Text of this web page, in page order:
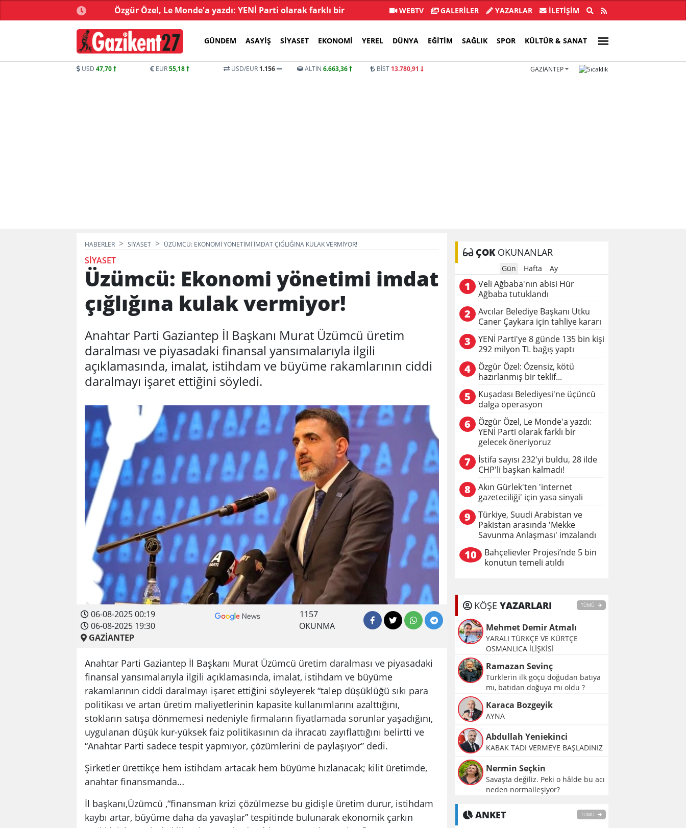
arasında 'Mekke
imzalandı
Özgür Özel, Le Monde'a yazdı: YENİ Parti olarak farklı bir
gelecek öneriyoruz
İstifa sayısı 232'yi buldu, 28 ilde CHP'li başkan kalmadı!
WEBTV GALERİLER YAZARLAR İLETIŞIM
GÜNDEM ASAYIŞ SIYASET EKONOMI YEREL DÜNYA EĞITIM SAĞLIK SPOR KÜLTÜR & SANAT
USD 47,70 EUR55,18 USD/EUR 1.156 ALTIN 6.663,36 BİST 13.780,91 GAZIANTEP
HABERLER SIYASET ÜZÜMCÜ: EKONOMI YÖNETIMI IMDAT ÇIĞLIĞINA KULAK VERMIYOR!
SIYASET
Üzümcü: Ekonomi yönetimi imdat
çığlığına kulak vermiyor!
Anahtar Parti Gaziantep İl Başkanı Murat Üzümcü üretim
daralması ve piyasadaki finansal yansımalarıyla ilgili
açıklamasında, imalat, istihdam ve büyüme rakamlarının ciddi
daralmayı işaret ettiğini söyledi.
06-08-2025 00:19
06-08-2025 19:30
GAZİANTEP
1157
OKUNMA
Anahtar Parti Gaziantep İl Başkanı Murat Üzümcü üretim daralması ve piyasadaki
finansal yansımalarıyla ilgili açıklamasında, imalat, istihdam ve büyüme
rakamlarının ciddi daralmayı işaret ettiğini söyleyerek “talep düşüklüğü sıkı para
politikası ve artan üretim maliyetlerinin kapasite kullanımlarını azalttığını,
stokların satışa dönmemesi nedeniyle firmaların fiyatlamada sorunlar yaşadığını,
uygulanan düşük kur-yüksek faiz politikasının da ihracatı zayıflattığını belirtti ve
“Anahtar Parti sadece tespit yapmıyor, çözümlerini de paylaşıyor” dedi.
Şirketler ürettikçe hem istihdam artacak hem büyüme hızlanacak; kilit üretimde,
anahtar finansmanda…
İl başkanı,Üzümcü ,“finansman krizi çözülmezse bu gidişle üretim durur, istihdam
kaybı artar, büyüme daha da yavaşlar” tespitinde bulunarak ekonomik çarkın
ÇOKOKUNANLAR
Gün Hafta Ay
1
Veli Ağbaba'nın abisi Hür
Ağbaba tutuklandı
2
Avcılar Belediye Başkanı Utku
Caner Çaykara için tahliye kararı
3
YENİ Parti'ye 8 günde 135 bin kişi
292 milyon TL bağış yaptı
4
Özgür Özel: Özensiz, kötü
hazırlanmış bir teklif...
5
Kuşadası Belediyesi'ne üçüncü
dalga operasyon
6
Özgür Özel, Le Monde'a yazdı:
YENİ Parti olarak farklı bir
gelecek öneriyoruz
7
İstifa sayısı 232'yi buldu, 28 ilde
CHP'li başkan kalmadı!
8
Akın Gürlek'ten 'internet
gazeteciliği' için yasa sinyali
9
Türkiye, Suudi Arabistan ve
Pakistan arasında 'Mekke
Savunma Anlaşması' imzalandı
10
Bahçelievler Projesi’nde 5 bin
konutun temeli atıldı
KÖŞE YAZARLARI TÜMÜ
Mehmet Demir Atmalı
YARALI TÜRKÇE VE KÜRTÇE
OSMANLICA İLİŞKİSİ
Ramazan Sevinç
Türklerin ilk göçü doğudan batıya
mı, batıdan doğuya mı oldu ?
Karaca Bozgeyik
AYNA
Abdullah Yeniekinci
KABAK TADI VERMEYE BAŞLADINIZ
Nermin Seçkin
Savaşta değiliz. Peki o hâlde bu acı
neden normalleşiyor?
ANKET TÜMÜ